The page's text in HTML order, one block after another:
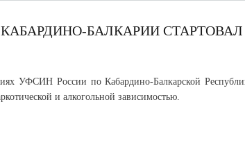
БАЛКАРИИ СТАРТОВАЛ
УФСИН России по Кабардино-Балкарской
и алкогольной зависимостью.